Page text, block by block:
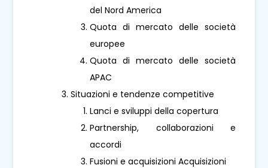
del Nord America
Quota di mercato delle società
europee
Quota di mercato delle società
APAC
Situazioni e tendenze competitive
Lanci e sviluppi della copertura
Partnership, collaborazioni e
accordi
Fusioni e acquisizioni Acquisizioni